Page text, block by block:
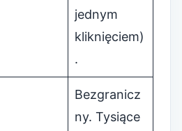
jednym
kliknięciem)
.
Bezgranicz
ny. Tysiące